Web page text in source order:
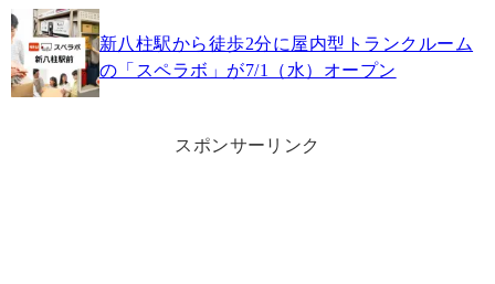
新八柱駅から徒歩2分に屋内型トランクルーム
の「スペラボ」が7/1（水）オープン
スポンサーリンク